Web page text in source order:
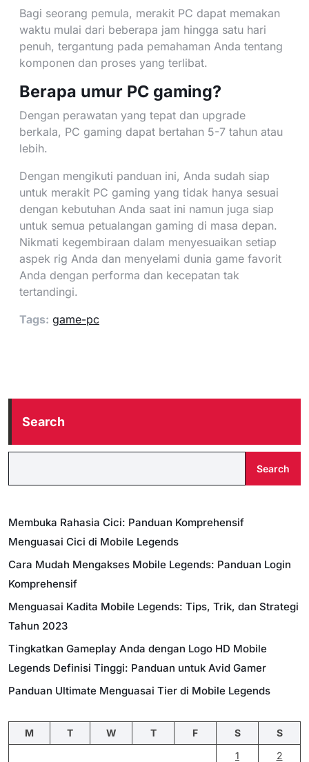
Bagi seorang pemula, merakit PC dapat memakan
waktu mulai dari beberapa jam hingga satu hari
penuh, tergantung pada pemahaman Anda tentang
komponen dan proses yang terlibat.
Berapa umur PC gaming?
Dengan perawatan yang tepat dan upgrade
berkala, PC gaming dapat bertahan 5-7 tahun atau
lebih.
Dengan mengikuti panduan ini, Anda sudah siap
untuk merakit PC gaming yang tidak hanya sesuai
dengan kebutuhan Anda saat ini namun juga siap
untuk semua petualangan gaming di masa depan.
Nikmati kegembiraan dalam menyesuaikan setiap
aspek rig Anda dan menyelami dunia game favorit
Anda dengan performa dan kecepatan tak
tertandingi.
Tags: game-pc
Search
Search
Membuka Rahasia Cici: Panduan Komprehensif
Menguasai Cici di Mobile Legends
Cara Mudah Mengakses Mobile Legends: Panduan Login
Komprehensif
Menguasai Kadita Mobile Legends: Tips, Trik, dan Strategi
Tahun 2023
Tingkatkan Gameplay Anda dengan Logo HD Mobile
Legends Definisi Tinggi: Panduan untuk Avid Gamer
Panduan Ultimate Menguasai Tier di Mobile Legends
M T W T F S
S
1
2